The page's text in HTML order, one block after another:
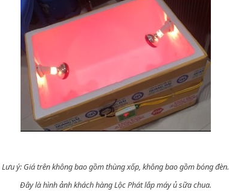
Lưu ý: Giá trên không bao gồm thùng xốp, không bao gồm bóng đèn.
Đây là hình ảnh khách hàng Lộc Phát lắp máy ủ sữa chua.